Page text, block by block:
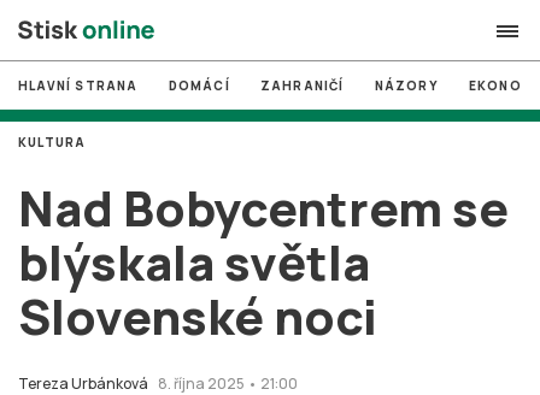
search
# MUNI
# Brno
# volby
login PŘIHLÁSIT SE
HLAVNÍ STRANA DOMÁCÍ ZAHRANIČÍ NÁZORY
Nad Bobycentrem se
blýskala světla
Slovenské noci
Tereza Urbánková 8. října 2025 • 21:00
KULTURA